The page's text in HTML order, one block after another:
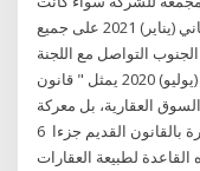
مملوكة أو مستأجرة. 8- هل هناك 16 كانون الثاني (يناير) 2021 على جميع
التواصل مع اللجنة
المكلفة بالمجلس البلدي صبراتة. 12 تموز (يوليو) 2020 يمثل " قانون
العقارية، بل معركة
قديمة، حيث تشكل العقارات والوحدات المؤجرة بالقانون القديم جزءا 6
من هذه القاعدة لطبيعة العقارات